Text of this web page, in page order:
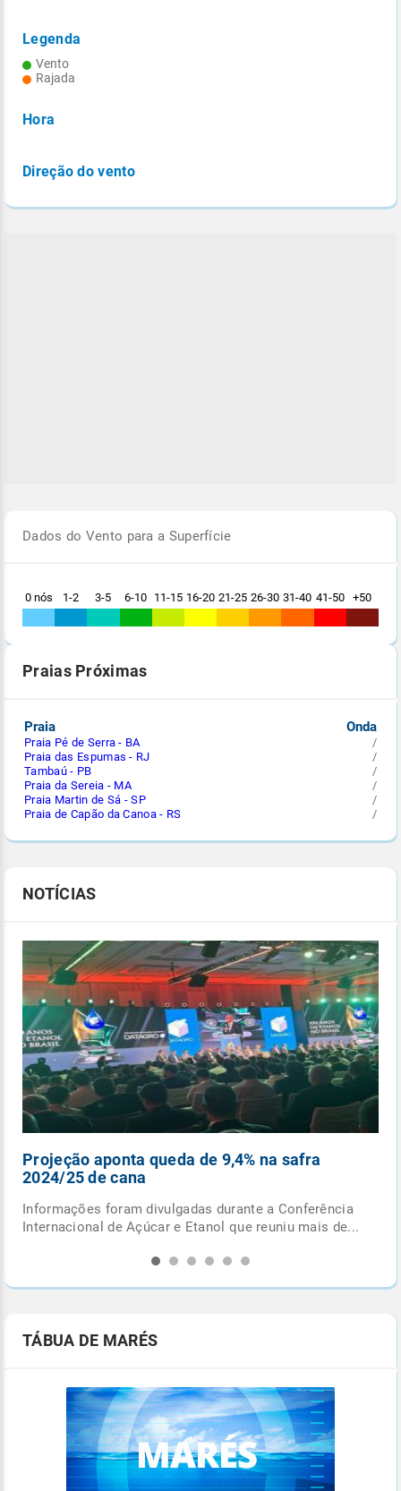
Legenda
Vento
Rajada
Hora
Direção do vento
Dados do Vento para a Superfície
0 nós 1-2 3-5 6-10 11-15 16-20 21-25 26-30 31-40 41-50 +50
Praias Próximas
Praia Onda
Praia Pé de Serra - BA
/
Praia das Espumas - RJ
/
Tambaú - PB
/
Praia da Sereia - MA
/
Praia Martin de Sá - SP
/
Praia de Capão da Canoa - RS
/
NOTÍCIAS
Semeadura da soja avança em ritmo acelerado
no PR
Chuvas ajudaram na reserva hídrica do solo e beneficia
os trabalhos em campo
TÁBUA DE MARÉS